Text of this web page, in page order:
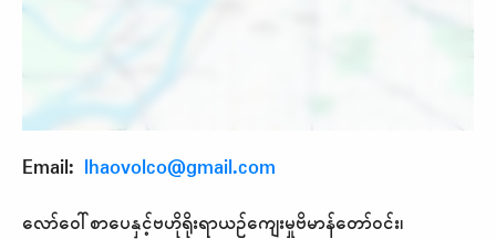
Email: lhaovolco@gmail.com
လော်ဝေါ်စာပေနှင့်ဗဟိုရိုးရာယဉ်ကျေးမှုဗိမာန်တော်ဝင်း၊